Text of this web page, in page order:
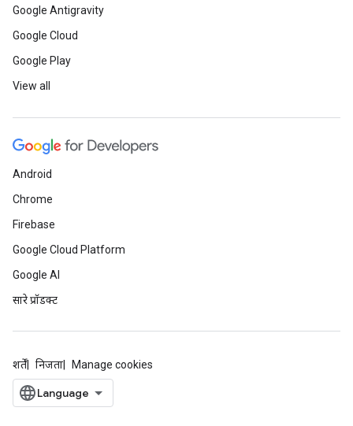
Google Antigravity
Google Cloud
Google Play
View all
Android
Chrome
Firebase
Google Cloud Platform
Google AI
सारे प्रॉडक्ट
शर्तें निजता Manage cookies